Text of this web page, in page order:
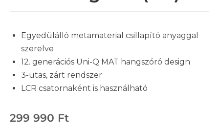
Egyedülálló metamaterial csillapító anyaggal
szerelve
12. generációs Uni-Q MAT hangszóró design
3-utas, zárt rendszer
LCR csatornaként is használható
299 990 Ft